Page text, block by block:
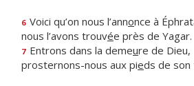
6 Voici qu’on nous l’annonce à
nous l’avons trouvée près de Yagar.
7 Entrons dans la demeure de Dieu,
prosternons-nous aux pieds de son